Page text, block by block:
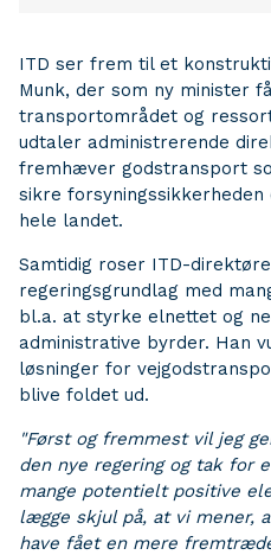
ITD ser frem til et
Munk, der som ny minister
transportområdet og
udtaler administrerende
fremhæver godstransport
sikre
hele landet.
Samtidig roser ITD-
regeringsgrundlag med
bl.a. at styrke elnettet og
administrative byrder. Han
løsninger for
blive foldet ud.
"Først og fremmest vil jeg
den nye regering og tak for
mange potentielt positive
lægge skjul på, at vi mener,
have fået en mere